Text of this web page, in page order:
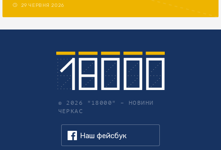
29 ЧЕРВНЯ 2026
© 2026 "18000" – НОВИНИ
ЧЕРКАС
Наш фейсбук